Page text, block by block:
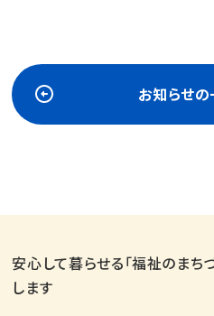
お知らせ
安心して暮らせる「福祉のまち
します